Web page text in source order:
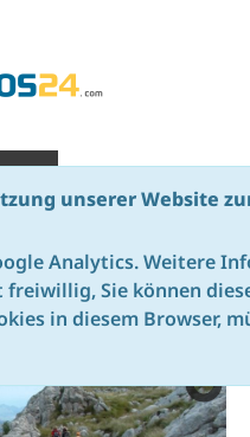
| vamos24
unserer Website
Analytics. Weitere
Sie können
in diesem Browser,